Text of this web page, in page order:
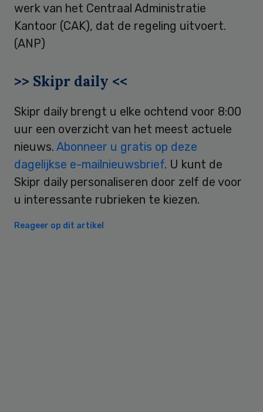
werk van het Centraal Administratie
Kantoor (CAK), dat de regeling uitvoert.
(ANP)
>> Skipr daily <<
Skipr daily brengt u elke ochtend voor 8:00
uur een overzicht van het meest actuele
nieuws. Abonneer u gratis op deze
dagelijkse e-mailnieuwsbrief. U kunt de
Skipr daily personaliseren door zelf de voor
u interessante rubrieken te kiezen.
Reageer op dit artikel